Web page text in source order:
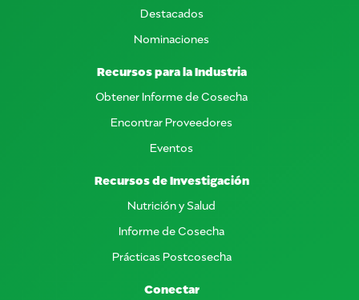
Destacados
Nominaciones
Recursos para la Industria
Obtener Informe de Cosecha
Encontrar Proveedores
Eventos
Recursos de Investigación
Nutrición y Salud
Informe de Cosecha
Prácticas Postcosecha
Conectar